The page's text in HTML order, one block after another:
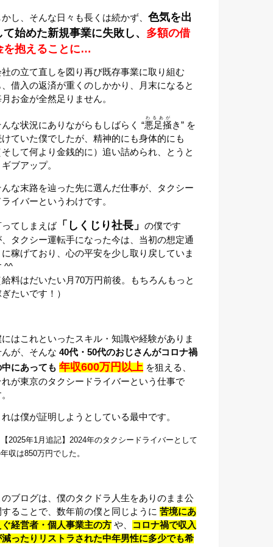
し、そんな日々も長くは続かず、 色気を出
て始めた新規事業に失敗し、 多額の借
を抱えることに…
社の立て直しを図り再び既存事業に取り組む
、借入の返済が重くのしかかり、月末になると
お金が全然足りません。
んな状況にありながらもしばらく “悪足掻
わるあが
き” を
けていた僕でしたが、精神的にも身体的にも
そして何より金銭的に）追い詰められ、とうと
ブアップ。
んな末路を辿った先に選んだ仕事が、タクシー
イバーというわけです。
ってしまえば「しくじり社長」
の僕です
、タクシー運転手になった今は、当初の想定通
に稼げており、心の平安を少し取り戻していま
^^
給料はだいたい月70万円前後。もちろんもっと
たいです！）
にはこれといったスキル・知識や経験がありま
んが、そんな 40代・50代のおじさんがコロナ禍
中にあっても 年収600万円以上 を狙える、
れが東京のタクシードライバーという仕事で
れは僕が証明しようとしている最中です。
2025年1月追記】2024年のタクシードライバーとして
収は850万円でした。
のブログは、僕のタクドラ人生をありのまま公
することで、数年前の僕と同じように 苦境にあ
ぐ経営者・個人事業主の方 や、
コロナ禍で収入
減ったりリストラされた中年男性に多少でも希